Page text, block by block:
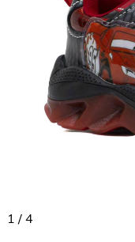
1 / 4